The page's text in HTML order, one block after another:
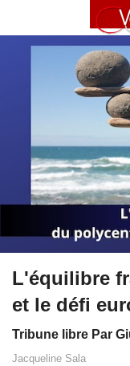
L'équilibre
et le défi
Tribune libre Par
Jacqueline Sala